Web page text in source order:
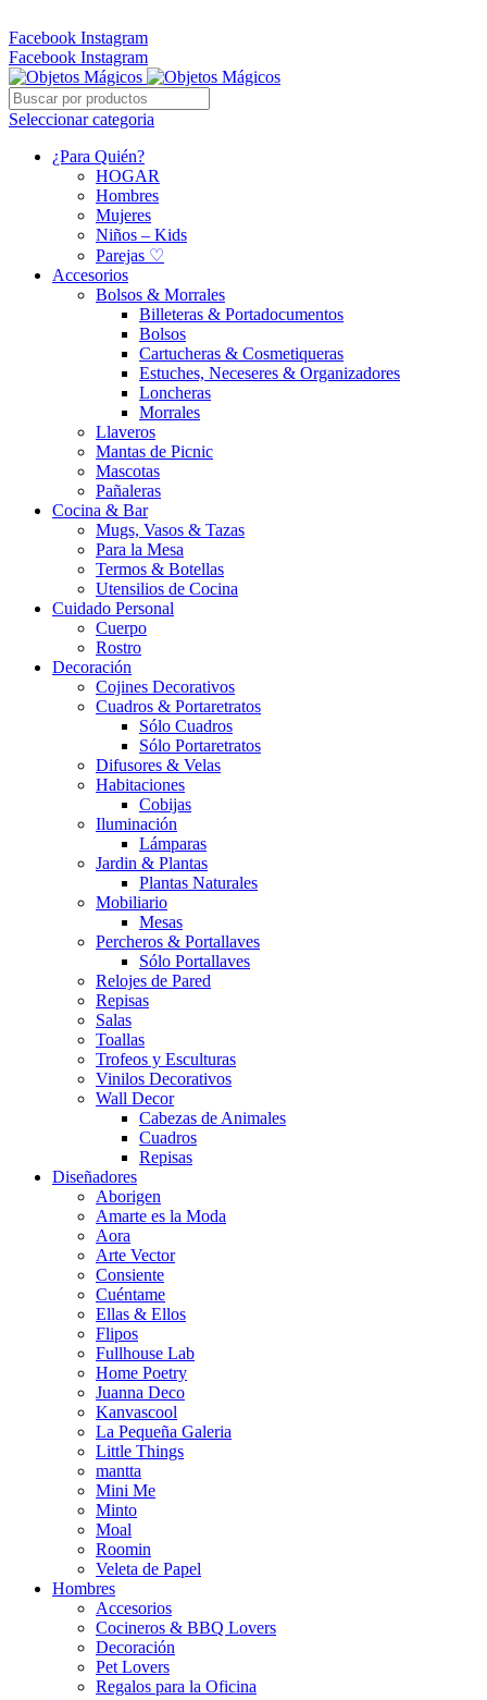
Facebook Instagram
Facebook Instagram
Seleccionar categoria
¿Para Quién?
HOGAR
Hombres
Mujeres
Niños – Kids
Parejas ♡
Accesorios
Bolsos & Morrales
Billeteras & Portadocumentos
Bolsos
Cartucheras & Cosmetiqueras
Estuches, Neceseres & Organizadores
Loncheras
Morrales
Llaveros
Mantas de Picnic
Mascotas
Pañaleras
Cocina & Bar
Mugs, Vasos & Tazas
Para la Mesa
Termos & Botellas
Utensilios de Cocina
Cuidado Personal
Cuerpo
Rostro
Decoración
Cojines Decorativos
Cuadros & Portaretratos
Sólo Cuadros
Sólo Portaretratos
Difusores & Velas
Habitaciones
Cobijas
Iluminación
Lámparas
Jardin & Plantas
Plantas Naturales
Mobiliario
Mesas
Percheros & Portallaves
Sólo Portallaves
Relojes de Pared
Repisas
Salas
Toallas
Trofeos y Esculturas
Vinilos Decorativos
Wall Decor
Cabezas de Animales
Cuadros
Repisas
Diseñadores
Aborigen
Amarte es la Moda
Aora
Arte Vector
Consiente
Cuéntame
Ellas & Ellos
Flipos
Fullhouse Lab
Home Poetry
Juanna Deco
Kanvascool
La Pequeña Galeria
Little Things
mantta
Mini Me
Minto
Moal
Roomin
Veleta de Papel
Hombres
Accesorios
Cocineros & BBQ Lovers
Decoración
Pet Lovers
Regalos para la Oficina